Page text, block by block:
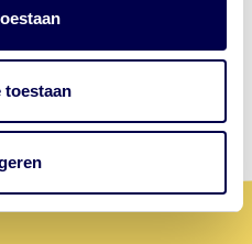
toestaan